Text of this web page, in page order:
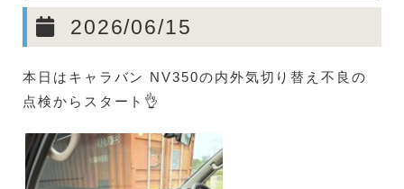
2026/06/15
本日はキャラバン NV350の内外気切り替え不良の
点検からスタート👌